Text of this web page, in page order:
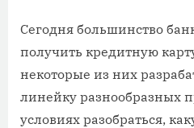
Сегодня большинство
получить кредитную
некоторые из них
линейку разнообразных
условиях разобраться,